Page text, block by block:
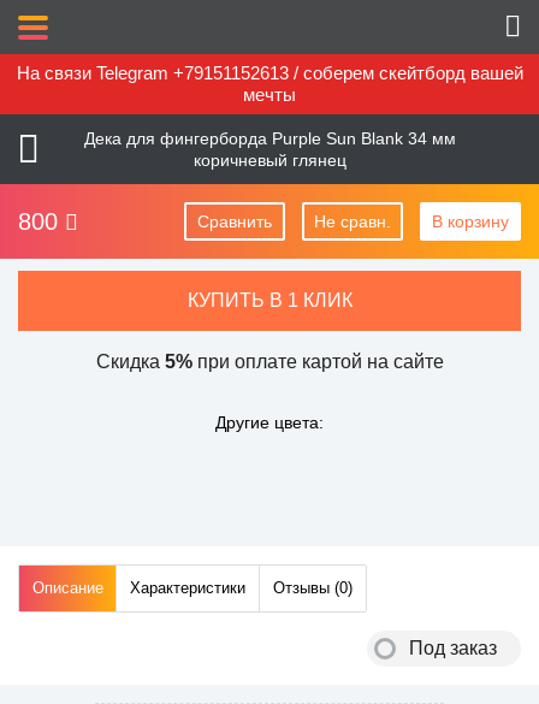
На связи Telegram +79151152613 / соберем скейтборд вашей
мечты
Дека для фингерборда Purple Sun Blank 34 мм
коричневый глянец
800 В корзину
Сравнить Не сравн.
КУПИТЬ В 1 КЛИК
Скидка 5%при оплате картой на сайте
Другие цвета:
Описание Характеристики Отзывы (0)
Под заказ